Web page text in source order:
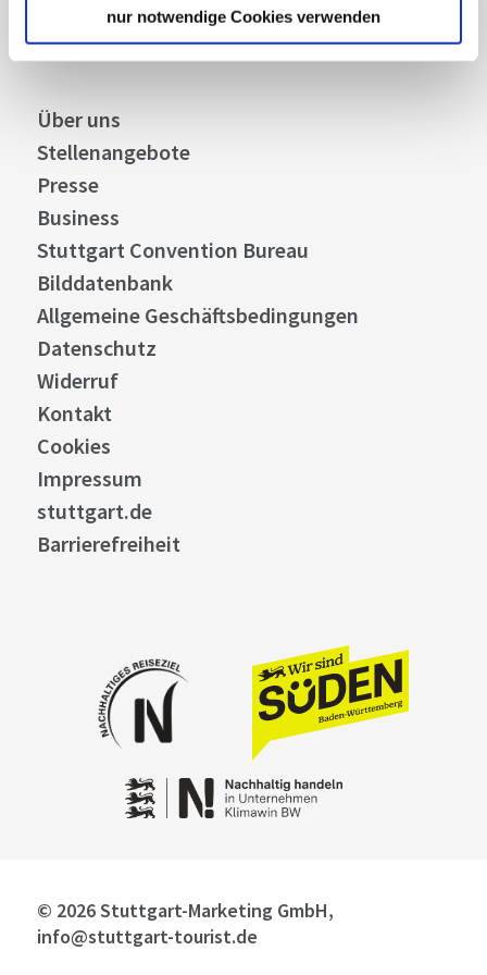
nur notwendige Cookies verwenden
Über uns
Stellenangebote
Presse
Business
Stuttgart Convention Bureau
Bilddatenbank
Allgemeine Geschäftsbedingungen
Datenschutz
Widerruf
Kontakt
Cookies
Impressum
stuttgart.de
Barrierefreiheit
© 2026 Stuttgart-Marketing GmbH,
info@stuttgart-tourist.de